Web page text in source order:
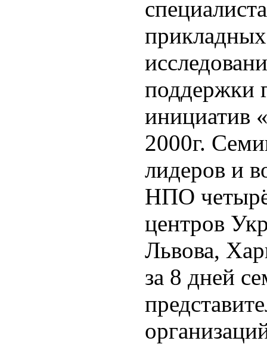
поддержки
инициатив
2000г.
лидеров и
НПО
центров
Львова,
за 8 дней